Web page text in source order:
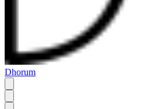
Dhorum